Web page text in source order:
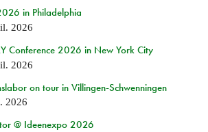
in Philadelphia
2026
Conference 2026 in New York City
2026
on tour in Villingen-Schwenningen
2026
@ Ideenexpo 2026